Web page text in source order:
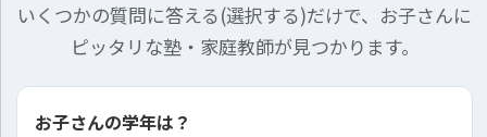
いくつかの質問に答える(選択する)だけで、お子さんに
ピッタリな塾・家庭教師が見つかります。
お子さんの学年は？